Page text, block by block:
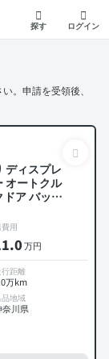
探す ログイン
。申請を受領後、
オートクル
ア バック
用
.0万円
行距離
万km
地域
奈川県